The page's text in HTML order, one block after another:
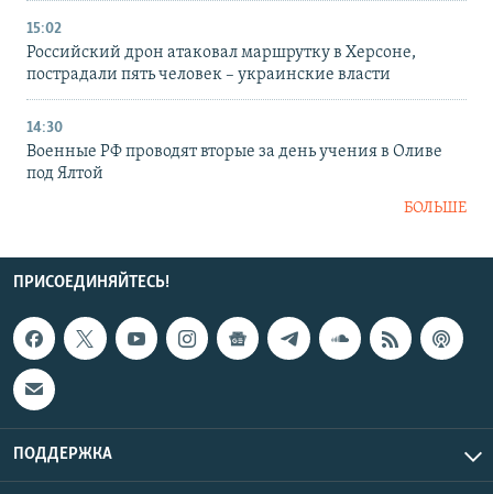
15:02
Российский дрон атаковал маршрутку в Херсоне,
пострадали пять человек – украинские власти
14:30
Военные РФ проводят вторые за день учения в Оливе
под Ялтой
БОЛЬШЕ
ПРИСОЕДИНЯЙТЕСЬ!
ПОДДЕРЖКА